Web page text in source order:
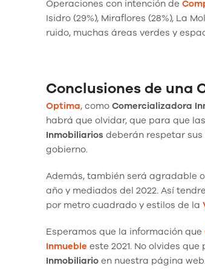
Operaciones con intención de
Isidro (29%), Miraflores (28%), La
ruido, muchas áreas verdes y
Conclusiones de una
Optima, como Comercializadora
habrá que olvidar, que para que
Inmobiliarios deberán respetar
gobierno.
Además, también será agradable
año y mediados del 2022. Así
por metro cuadrado y estilos de la
Esperamos que la información que
Inmueble este 2021. No olvides
Inmobiliario en nuestra página